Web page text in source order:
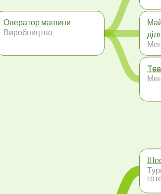
Оператор машини
Виробництво